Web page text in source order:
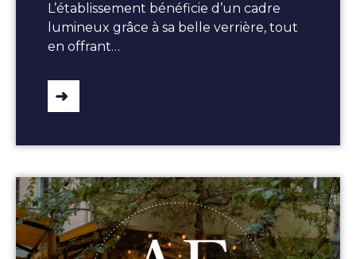
L’établissement bénéficie d’un cadre
lumineux grâce à sa belle verrière, tout
en offrant…